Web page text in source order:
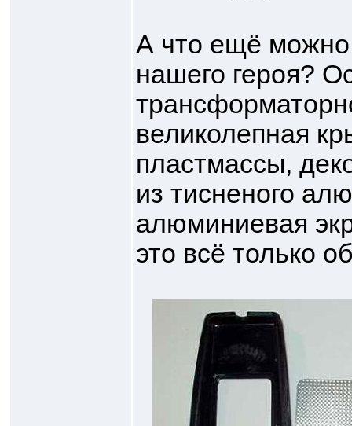
А что ещё можно
нашего героя?
великолепная
пластмассы,
из тисненого
алюминиевая
это всё только